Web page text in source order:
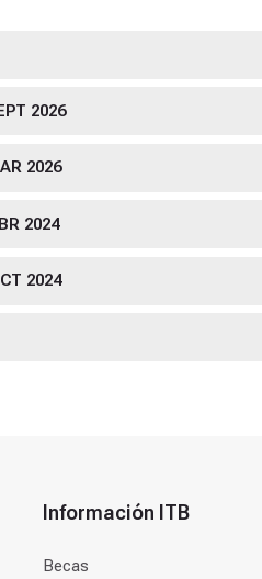
2026
2026
2024
2024
Información ITB
Becas